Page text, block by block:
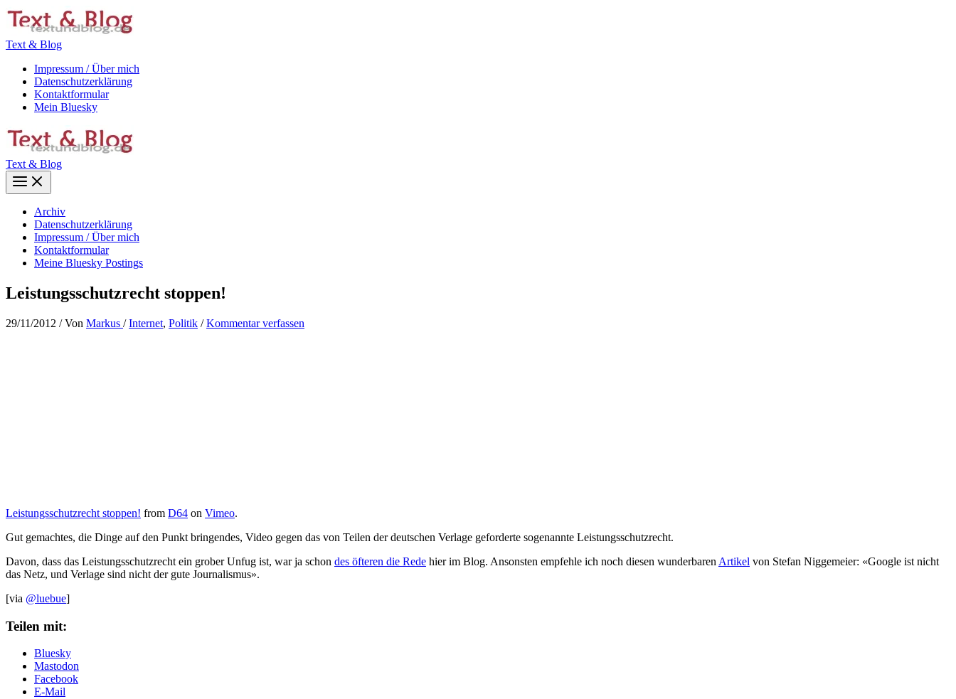
Zum
Inhalt
Text & Blog
Impressum / Über mich
Datenschutzerklärung
Kontaktformular
Mein Bluesky
Text & Blog
Main
Menu
Archiv
Datenschutzerklärung
Impressum / Über mich
Kontaktformular
Meine Bluesky Postings
Leistungsschutzrecht stoppen!
29/11/2012 / Von Markus /Internet, Politik /Kommentar verfassen
Leistungsschutzrecht stoppen! from D64 on Vimeo.
Gut gemachtes, die Dinge auf den Punkt bringendes, Video gegen das von Teilen der deutschen Verlage geforderte sogenannte Leistungsschutzrecht.
Davon, dass das Leistungsschutzrecht ein grober Unfug ist, war ja schon des öfteren die Rede hier im Blog. Ansonsten empfehle ich noch diesen wunderbaren Artikel von Stefan Niggemeier: «Google ist nicht
das Netz, und Verlage sind nicht der gute Journalismus».
[via @luebue]
Teilen mit:
Bluesky
Mastodon
Facebook
E-Mail